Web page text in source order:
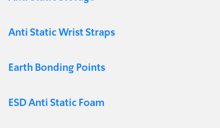
Anti Static Wrist Straps
Earth Bonding Points
ESD Anti Static Foam